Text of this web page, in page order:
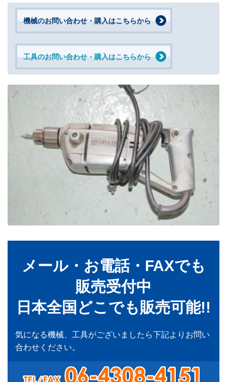
機械のお問い合わせ・購入はこちらから
工具のお問い合わせ・購入はこちらから
メール・お電話・FAXでも
販売受付中
日本全国どこでも販売可能!!
気になる機械、工具がございましたら下記よりお問い
合わせください。